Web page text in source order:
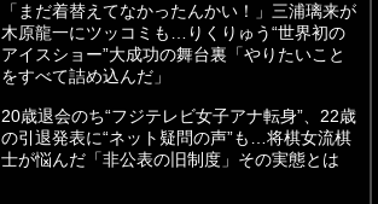
「まだ着替えてなかったんかい！」三浦璃来が
木原龍一にツッコミも…りくりゅう“世界初の
アイスショー”大成功の舞台裏「やりたいこと
をすべて詰め込んだ」
20歳退会のち“フジテレビ女子アナ転身”、22歳
の引退発表に“ネット疑問の声”も…将棋女流棋
士が悩んだ「非公表の旧制度」その実態とは